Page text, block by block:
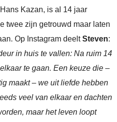
Kazan, is al 14 jaar
twee zijn getrouwd maar laten
Op Instagram deeltSteven:
in huis te vallen: Na ruim 14
te gaan. Een keuze die –
maakt – we uit liefde hebben
veel van elkaar en dachten
maar het leven loopt